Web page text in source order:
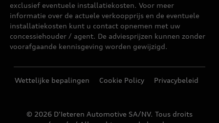
exclusief eventuele installatiekosten. Voor meer
informatie over de actuele verkoopprijs en de eventuele
installatiekosten kunt u contact opnemen met uw
concessiehouder / agent. De adviesprijzen kunnen zonder
voorafgaande kennisgeving worden gewijzigd.
Wettelijke bepalingen Cookie Policy Privacybeleid
© 2026 D'Ieteren Automotive SA/NV. Tous droits